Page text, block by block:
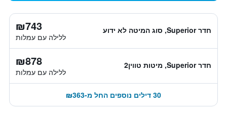
חדר Superior, סוג המיטה לא ידוע ₪743
ללילה עם עמלות
חדר Superior, מיטות טווין2 ₪878
ללילה עם עמלות
30 דילים נוספים החל מ-₪363